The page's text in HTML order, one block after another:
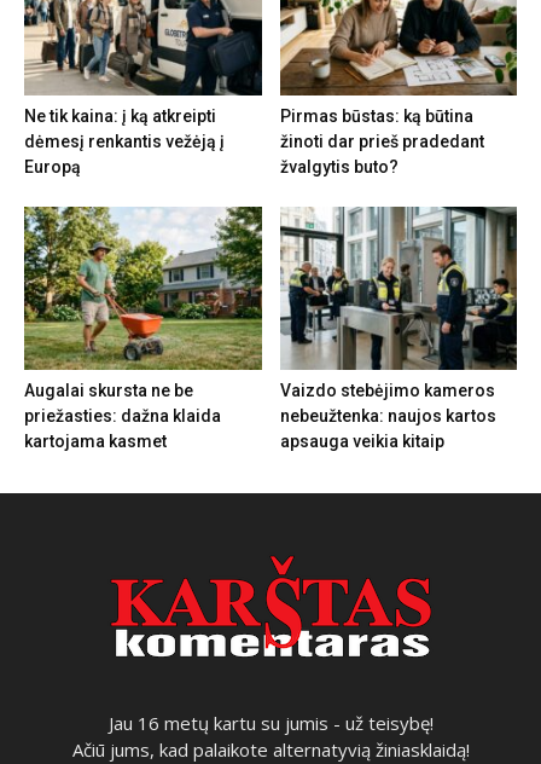
Ne tik kaina: į ką atkreipti
dėmesį renkantis vežėją į
Europą
Pirmas būstas: ką būtina
žinoti dar prieš pradedant
žvalgytis buto?
Augalai skursta ne be
priežasties: dažna klaida
kartojama kasmet
Vaizdo stebėjimo kameros
nebeužtenka: naujos kartos
apsauga veikia kitaip
Jau 16 metų kartu su jumis - už teisybę!
Ačiū jums, kad palaikote alternatyvią žiniasklaidą!